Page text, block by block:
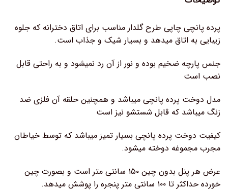
پرده پانچی چاپی طرح گلدار مناسب برای اتاق دخترانه که جلوه
زیبایی به اتاق میدهد و بسیار شیک و جذاب است.
جنس پارچه ضخیم بوده و نور از آن رد نمیشود و به راحتی قابل
نصب است
مدل دوخت پرده پانچی میباشد و همچنین حلقه آن فلزی ضد
زنگ میباشد که قابل شستشو نیز است
کیفیت دوخت پرده پانچی بسیار تمیز میباشد که توسط خیاطان
مجرب مجموغه دوخته میشود.
عرض هر پنل بدون چین ۱۵۰ سانتی متر است و بصورت چین
خورده حداکثر تا ۱۰۰ سانتی متر پنجره را پوشش میدهد.